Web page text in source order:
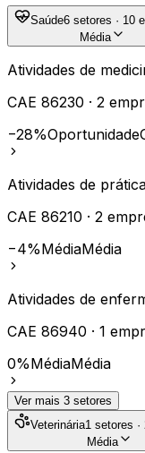
Saúde6 setores · 10
Média
Atividades de
CAE 86230 · 2
−28%Oportunidade
Atividades de
CAE 86210 · 2
−4%MédiaMédia
Atividades de
CAE 86940 · 1
0%MédiaMédia
Ver mais 3 setores
Veterinária1 setores ·
Média